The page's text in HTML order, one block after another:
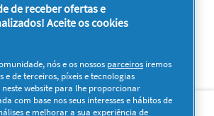
Visitar www.pg.com
de receber ofertas e
Aceite os cookies
nós e os nossos parceiros iremos
de terceiros, píxeis e tecnologias
neste website para lhe proporcionar
com base nos seus interesses e hábitos de
e melhorar a sua experiência de